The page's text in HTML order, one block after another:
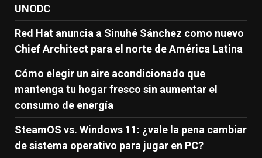
UNODC
Red Hat anuncia a Sinuhé Sánchez como nuevo
Chief Architect para el norte de América Latina
Cómo elegir un aire acondicionado que
mantenga tu hogar fresco sin aumentar el
consumo de energía
SteamOS vs. Windows 11: ¿vale la pena cambiar
de sistema operativo para jugar en PC?